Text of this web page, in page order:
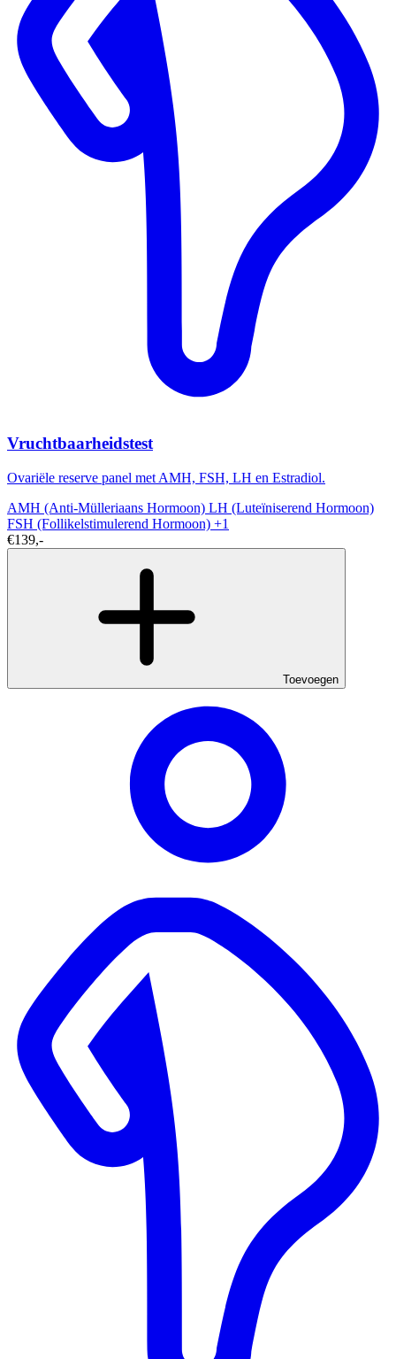
Vruchtbaarheidstest
Ovariële reserve panel met AMH, FSH, LH en Estradiol.
AMH (Anti-Mülleriaans Hormoon) LH (Luteïniserend Hormoon)
FSH (Follikelstimulerend Hormoon) +1
€139,-
Toevoegen